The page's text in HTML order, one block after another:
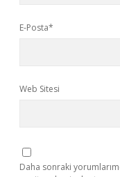
E-Posta*
Web Sitesi
Daha sonraki